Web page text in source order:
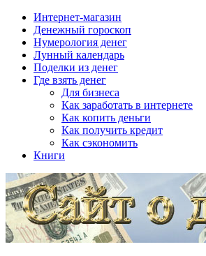
Интернет-магазин
Денежный гороскоп
Нумерология денег
Лунный календарь
Поделки из денег
Где взять денег
Для бизнеса
Как заработать в интернете
Как копить деньги
Как получить кредит
Как сэкономить
Книги